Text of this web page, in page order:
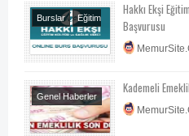
Burslar
Eğitim
Haberleri
Hakkı Ekşi
Başvurusu
Genel Haberler
Kademeli